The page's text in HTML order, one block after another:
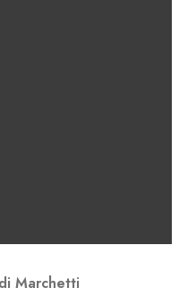
Marchetti